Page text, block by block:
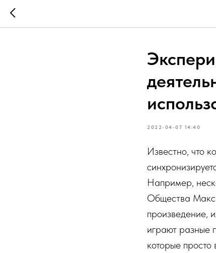
2022-04-07 14:40
Известно, что
Например,
Общества
произведение,
играют разные
которые